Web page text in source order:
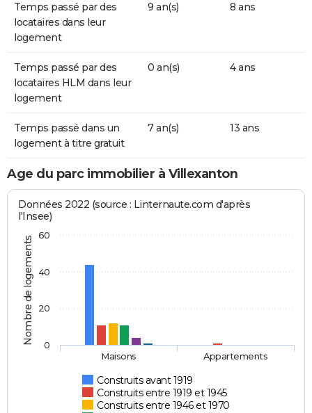
Temps passé par des
locataires dans leur
logement
9 an(s) 8 ans
Temps passé par des
locataires HLM dans leur
logement
0 an(s) 4 ans
Temps passé dans un
logement à titre gratuit
7 an(s) 13 ans
Age du parc immobilier à Villexanton
Nombre de logements
Données 2022 (source : Linternaute.com d'après
l'Insee)
Construits avant 1919
Construits entre 1919 et 1945
Construits entre 1946 et 1970
Maisons Appartements
0
20
40
60